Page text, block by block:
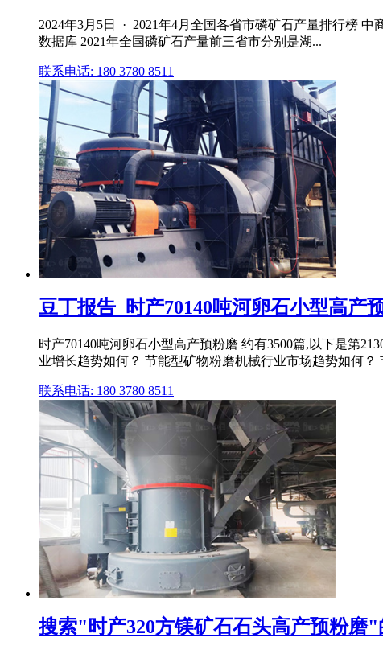
2024年3月5日 · 2021年4月全国各省市磷矿石产量排行榜
数据库 2021年全国磷矿石产量前三省市分别是湖...
联系电话: 180 3780 8511
豆丁报告_时产70140吨河卵石小型高产
时产70140吨河卵石小型高产预粉磨 约有3500篇,以下是第
业增长趋势如何？ 节能型矿物粉磨机械行业市场趋势如何？
联系电话: 180 3780 8511
搜索"时产320方镁矿石石头高产预粉磨